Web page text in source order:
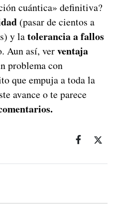
cuántica» definitiva?
(pasar de cientos a
y latolerancia a fallos
Aun así, verventaja
problema con
que empuja a toda la
avance o te parece